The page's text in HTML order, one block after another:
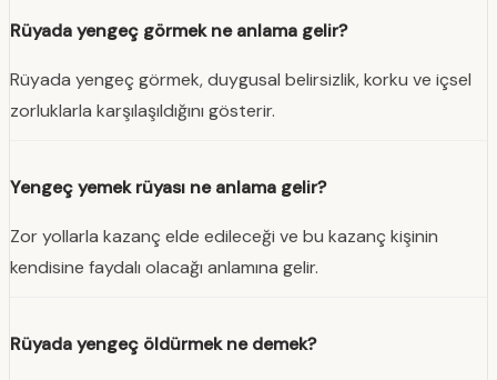
Rüyada yengeç görmek ne anlama gelir?
Rüyada yengeç görmek, duygusal belirsizlik, korku ve içsel
zorluklarla karşılaşıldığını gösterir.
Yengeç yemek rüyası ne anlama gelir?
Zor yollarla kazanç elde edileceği ve bu kazanç kişinin
kendisine faydalı olacağı anlamına gelir.
Rüyada yengeç öldürmek ne demek?